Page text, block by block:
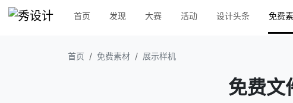
首页 发现 大赛 活动 设计头条 免费
首页 免费素材 展示样机
免费文